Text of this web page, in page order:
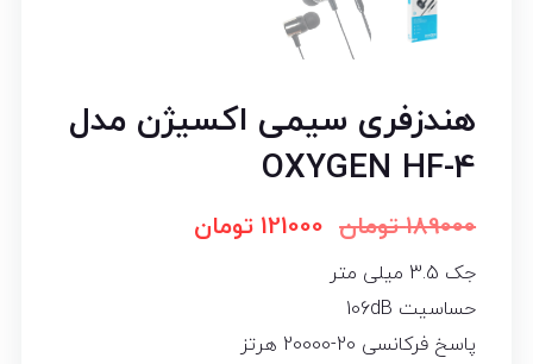
هندزفری سیمی اکسیژن مدل
OXYGEN HF-4
189000 تومان 121000 تومان
جک 3.5 میلی متر
حساسیت 106dB
پاسخ فرکانسی 20-20000 هرتز